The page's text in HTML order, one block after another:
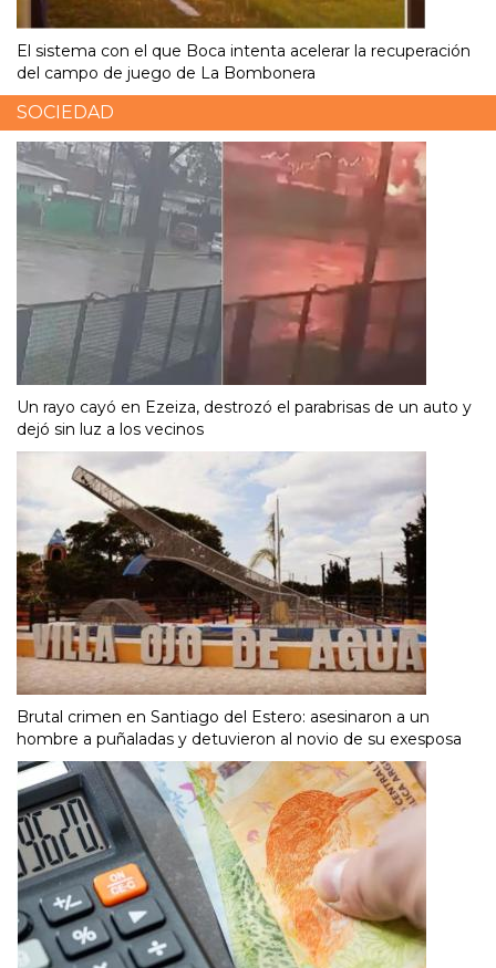
El sistema con el que Boca intenta acelerar la recuperación
del campo de juego de La Bombonera
SOCIEDAD
Un rayo cayó en Ezeiza, destrozó el parabrisas de un auto y
dejó sin luz a los vecinos
Brutal crimen en Santiago del Estero: asesinaron a un
hombre a puñaladas y detuvieron al novio de su exesposa